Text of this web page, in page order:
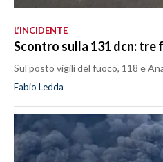
L’INCIDENTE
Scontro sulla 131 dcn:
Sul posto vigili del fuoco, 118 e
Fabio Ledda